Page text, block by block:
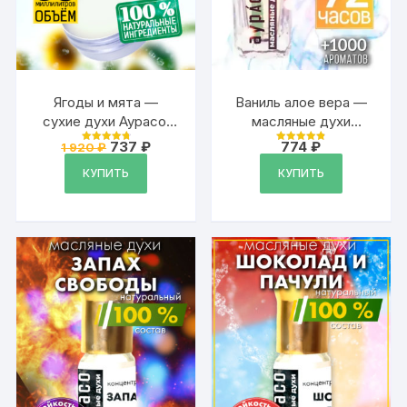
Ягоды и мята —
сухие духи Аурасо,
твёрдые духи,
кремовые духи
унисекс, 30 мл.
Оценка
1 920₽Первоначальная
цена
составляла
737₽Текущая
КУПИТЬ
Ваниль алое вера —
масляные духи
Аурасо
Оценка
774₽
КУПИТЬ